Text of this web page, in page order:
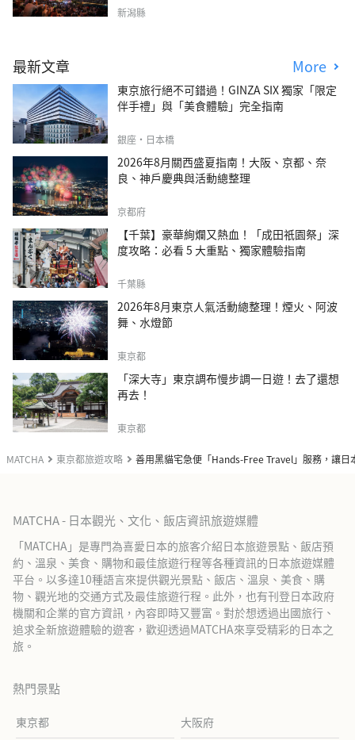
MATCHA 東京都旅遊攻略 善用黑貓宅急便「Hands-Free Travel」服務，讓日
新潟縣
最新文章 More
東京旅行絕不可錯過！GINZA SIX 獨家「限定
伴手禮」與「美食體驗」完全指南
銀座・日本橋
2026年8月關西盛夏指南！大阪、京都、奈
良、神戶慶典與活動總整理
京都府
【千葉】豪華絢爛又熱血！「成田祇園祭」深
度攻略：必看 5 大重點、獨家體驗指南
千葉縣
2026年8月東京人氣活動總整理！煙火、阿波
舞、水燈節
東京都
「深大寺」東京調布慢步調一日遊！去了還想
再去！
東京都
MATCHA - 日本觀光、文化、飯店資訊旅遊媒體
「MATCHA」是專門為喜愛日本的旅客介紹日本旅遊景點、飯店預
約、溫泉、美食、購物和最佳旅遊行程等各種資訊的日本旅遊媒體
平台。以多達10種語言來提供觀光景點、飯店、溫泉、美食、購
物、觀光地的交通方式及最佳旅遊行程。此外，也有刊登日本政府
機關和企業的官方資訊，內容即時又豐富。對於想透過出國旅行、
追求全新旅遊體驗的遊客，歡迎透過MATCHA來享受精彩的日本之
旅。
熱門景點
東京都 大阪府